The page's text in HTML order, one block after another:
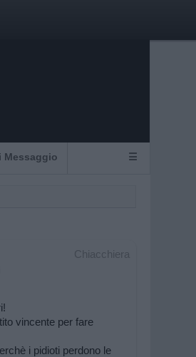
Messaggio ☰
Chiacchiera
vincente per fare
i pidioti perdono le